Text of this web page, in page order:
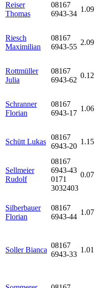
Reiser
Thomas
08167
6943-34
1.09
Riesch
Maximilian
08167
6943-55
2.09
Rottmüller
Julia
08167
6943-62
0.12
Schranner
Florian
08167
6943-17
1.06
Schütt Lukas
08167
6943-20
1.15
Sellmeier
Rudolf
08167
6943-43
0171
3032403
0.07
Silberbauer
Florian
08167
6943-44
1.07
Soller Bianca
08167
6943-33
1.01